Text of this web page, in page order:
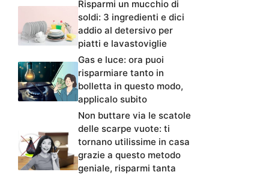
Risparmi un mucchio di
soldi: 3 ingredienti e dici
addio al detersivo per
piatti e lavastoviglie
Gas e luce: ora puoi
risparmiare tanto in
bolletta in questo modo,
applicalo subito
Non buttare via le scatole
delle scarpe vuote: ti
tornano utilissime in casa
grazie a questo metodo
geniale, risparmi tanta